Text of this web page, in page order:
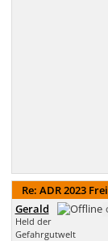
Re: ADR 2023
Gerald
Held der
Gefahrgutwelt